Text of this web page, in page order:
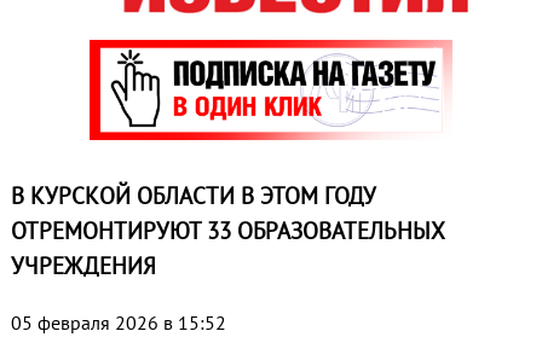
В КУРСКОЙ ОБЛАСТИ В ЭТОМ ГОДУ
ОТРЕМОНТИРУЮТ 33 ОБРАЗОВАТЕЛЬНЫХ
УЧРЕЖДЕНИЯ
05 февраля 2026 в 15:52